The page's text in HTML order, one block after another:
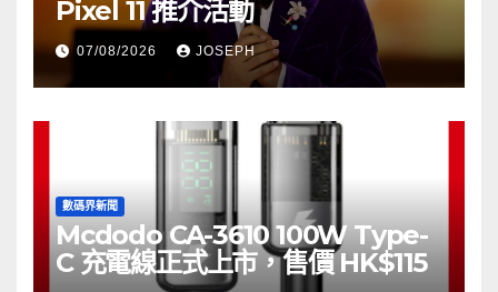
Pixel 11 推介活動
07/08/2026 JOSEPH
數碼界新聞
Mcdodo CA-3610 100W Type-
C 充電線正式上市，售價 HK$115